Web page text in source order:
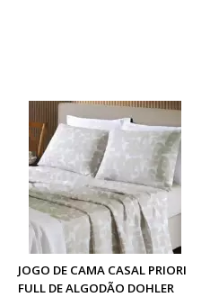
JOGO DE CAMA CASAL PRIORI
FULL DE ALGODÃO DOHLER